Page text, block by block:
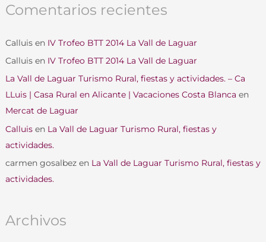
Comentarios recientes
Calluisen IV Trofeo BTT 2014 La Vall de Laguar
Calluisen IV Trofeo BTT 2014 La Vall de Laguar
La Vall de Laguar Turismo Rural, fiestas y actividades. – Ca
LLuis | Casa Rural en Alicante | Vacaciones Costa Blanca en
Mercat de Laguar
Calluisen La Vall de Laguar Turismo Rural, fiestas y
actividades.
carmen gosalbezen La Vall de Laguar Turismo Rural, fiestas y
actividades.
Archivos